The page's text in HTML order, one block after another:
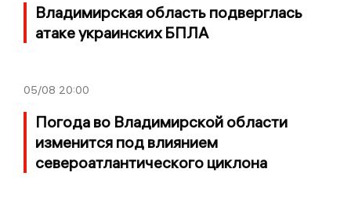
Владимирская область подверглась
атаке украинских БПЛА
05/08 20:00
Погода во Владимирской области
изменится под влиянием
североатлантического циклона